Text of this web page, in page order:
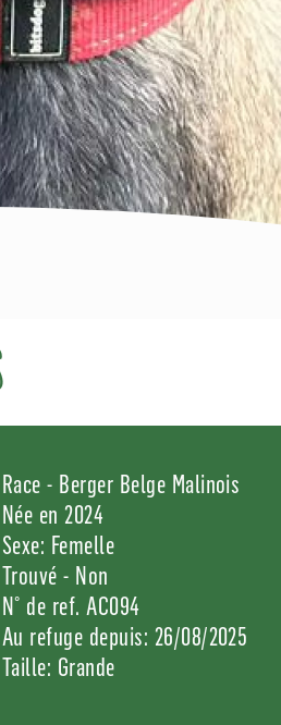
Race - Berger Belge Malinois
Née en 2024
Sexe: Femelle
Trouvé - Non
N° de ref. AC094
Au refuge depuis: 26/08/2025
Taille: Grande